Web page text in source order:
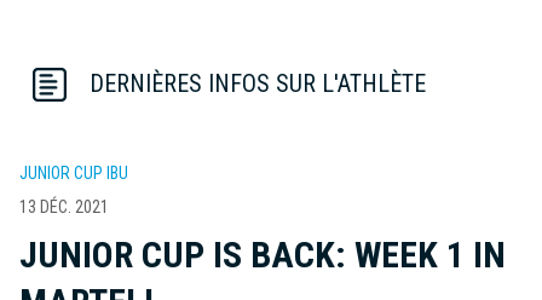
DERNIÈRES INFOS SUR L'ATHLÈTE
JUNIOR CUP IBU
13 DÉC. 2021
JUNIOR CUP IS BACK: WEEK 1 IN